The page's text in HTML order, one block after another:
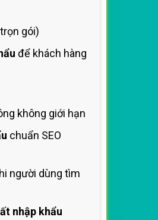
gói)
để khách hàng
không giới hạn
chuẩn SEO
người dùng tìm
nhập khẩu